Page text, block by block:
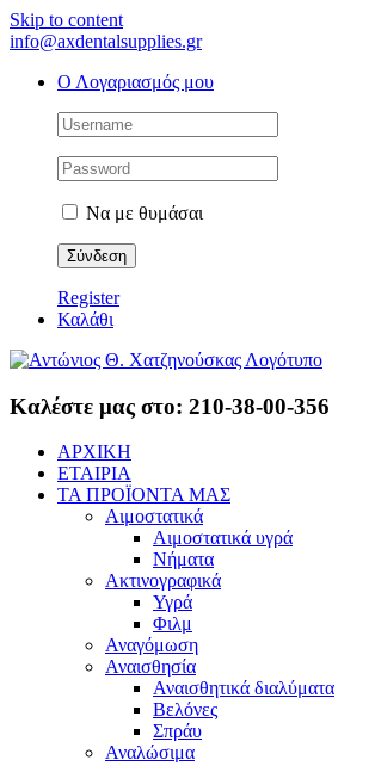
Skip to content
info@axdentalsupplies.gr
Ο Λογαριασμός μου
Να με θυμάσαι
Register
Καλάθι
Καλέστε μας στο: 210-38-00-356
ΑΡΧΙΚΗ
ΕΤΑΙΡΙΑ
ΤΑ ΠΡΟΪΟΝΤΑ ΜΑΣ
Αιμοστατικά
Αιμοστατικά υγρά
Νήματα
Ακτινογραφικά
Υγρά
Φιλμ
Αναγόμωση
Αναισθησία
Αναισθητικά διαλύματα
Βελόνες
Σπράυ
Αναλώσιμα